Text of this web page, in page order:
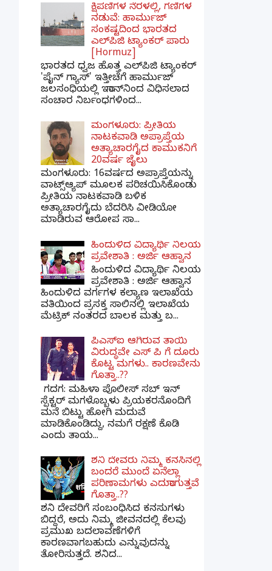
ಕ್ಷಿಪಣಿಗಳ ನೆರಳಲ್ಲಿ, ಗಣಿಗಳ
ನಡುವೆ: ಹಾರ್ಮುಜ್
ಸಂಕಷ್ಟದಿಂದ ಭಾರತದ
ಎಲ್‌ಪಿಜಿ ಟ್ಯಾಂಕರ್ ಪಾರು
[Hormuz]
ಭಾರತದ ಧ್ವಜ ಹೊತ್ತ ಎಲ್‌ಪಿಜಿ ಟ್ಯಾಂಕರ್
'ಪೈನ್ ಗ್ಯಾಸ್' ಇತ್ತೀಚೆಗೆ ಹಾರ್ಮುಜ್
ಜಲಸಂಧಿಯಲ್ಲಿ ಇರಾನ್‌ನಿಂದ ವಿಧಿಸಲಾದ
ಸಂಚಾರ ನಿರ್ಬಂಧಗಳಿಂದ...
ಮಂಗಳೂರು: ಪ್ರೀತಿಯ
ನಾಟಕವಾಡಿ ಅಪ್ರಾಪ್ತೆಯ
ಅತ್ಯಾಚಾರಗೈದ ಕಾಮುಕನಿಗೆ
20ವರ್ಷ ಜೈಲು
ಮಂಗಳೂರು: 16ವರ್ಷದ ಅಪ್ರಾಪ್ತೆಯನ್ನು
ವಾಟ್ಸ್ಆ್ಯಪ್ ಮೂಲಕ ಪರಿಚಯಿಸಿಕೊಂಡು
ಪ್ರೀತಿಯ ನಾಟಕವಾಡಿ ಬಳಿಕ
ಅತ್ಯಾಚಾರಗೈದು ಬೆದರಿಸಿ ವೀಡಿಯೋ
ಮಾಡಿರುವ ಆರೋಪ ಸಾ...
ಹಿಂದುಳಿದ ವಿದ್ಯಾರ್ಥಿ ನಿಲಯ
ಪ್ರವೇಶಾತಿ : ಅರ್ಜಿ ಆಹ್ವಾನ
ಹಿಂದುಳಿದ ವಿದ್ಯಾರ್ಥಿ ನಿಲಯ
ಪ್ರವೇಶಾತಿ : ಅರ್ಜಿ ಆಹ್ವಾನ
ಹಿಂದುಳಿದ ವರ್ಗಗಳ ಕಲ್ಯಾಣ ಇಲಾಖೆಯ
ವತಿಯಿಂದ ಪ್ರಸಕ್ತ ಸಾಲಿನಲ್ಲಿ ಇಲಾಖೆಯ
ಮೆಟ್ರಿಕ್ ನಂತರದ ಬಾಲಕ ಮತ್ತು ಬ...
ಪಿಎಸ್​ಐ ಆಗಿರುವ ತಾಯಿ
ವಿರುದ್ಧವೇ ಎಸ್ ಪಿ ಗೆ ದೂರು
ಕೊಟ್ಟ ಮಗಳು.. ಕಾರಣವೇನು
ಗೊತ್ತಾ..??
ಗದಗ​: ಮಹಿಳಾ ಪೊಲೀಸ್​ ಸಬ್ ​ಇನ್​
ಸ್ಪೆಕ್ಟರ್​ ಮಗಳೊಬ್ಬಳು ಪ್ರಿಯಕರನೊಂದಿಗೆ
ಮನೆ ಬಿಟ್ಟು ಹೋಗಿ ಮದುವೆ
ಮಾಡಿಕೊಂಡಿದ್ದು, ನಮಗೆ ರಕ್ಷಣೆ ಕೊಡಿ
ಎಂದು ತಾಯ...
ಶನಿ ದೇವರು ನಿಮ್ಮ ಕನಸಿನಲ್ಲಿ
ಬಂದರೆ ಮುಂದೆ ಏನೆಲ್ಲಾ
ಪರಿಣಾಮಗಳು ಎದುರಾಗುತ್ತವೆ
ಗೊತ್ತಾ..??
ಶನಿ ದೇವರಿಗೆ ಸಂಬಂಧಿಸಿದ ಕನಸುಗಳು
ಬಿದ್ದರೆ, ಅದು ನಿಮ್ಮ ಜೀವನದಲ್ಲಿ ಕೆಲವು
ಪ್ರಮುಖ ಬದಲಾವಣೆಗಳಿಗೆ
ಕಾರಣವಾಗಬಹುದು ಎನ್ನುವುದನ್ನು
ತೋರಿಸುತ್ತದೆ. ಶನಿದ...